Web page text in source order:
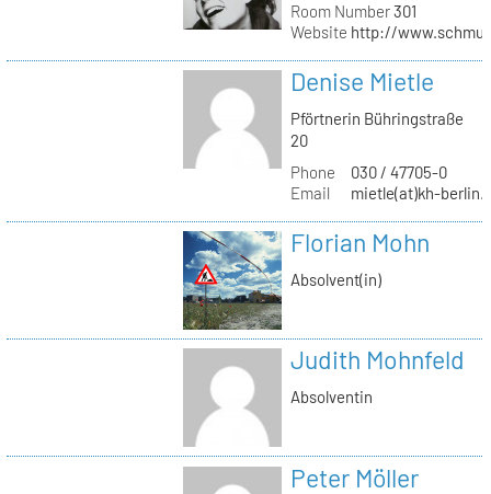
Room Number301
Website http://
Denise Mietle
Pförtnerin Bühringstraße
20
Phone
030 / 47705-0
Email
mietle(at)kh-
Florian Mohn
Absolvent(in)
Judith Mohnfeld
Absolventin
Peter Möller